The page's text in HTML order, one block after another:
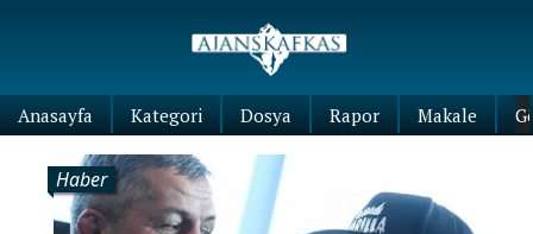
Anasayfa Kategori Dosya Rapor Makale
Haber